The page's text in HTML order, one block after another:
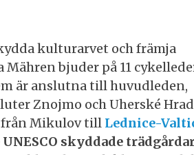
kulturarvet och främja
bjuder på 11
är anslutna till huvudleden,
Znojmo och Uherské
från Mikulov till Lednice-
UNESCO skyddade